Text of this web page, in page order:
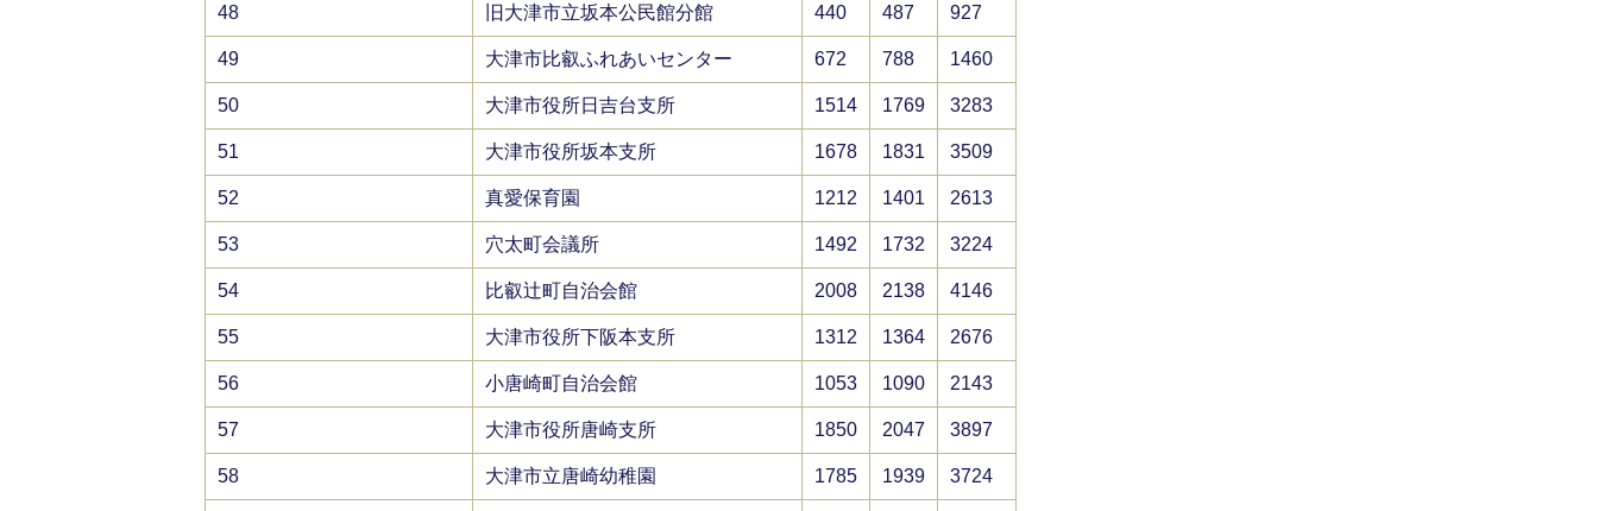
48 旧大津市立坂本公民館分館 440 487 927
49 大津市比叡ふれあいセンター 672 788 1460
50 大津市役所日吉台支所 1514 1769 3283
51 大津市役所坂本支所 1678 1831 3509
52 真愛保育園 1212 1401 2613
53 穴太町会議所 1492 1732 3224
54 比叡辻町自治会館 2008 2138 4146
55 大津市役所下阪本支所 1312 1364 2676
56 小唐崎町自治会館 1053 1090 2143
57 大津市役所唐崎支所 1850 2047 3897
58 大津市立唐崎幼稚園 1785 1939 3724